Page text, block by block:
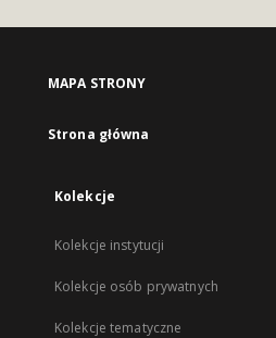
MAPA STRONY
Strona główna
Kolekcje
Kolekcje instytucji
Kolekcje osób prywatnych
Kolekcje tematyczne